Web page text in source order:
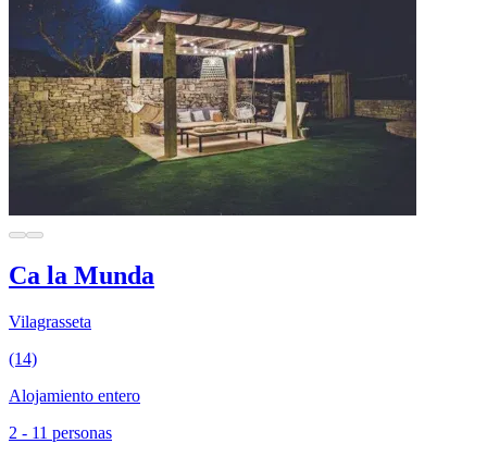
Ca la Munda
Vilagrasseta
(14)
Alojamiento entero
2 - 11 personas